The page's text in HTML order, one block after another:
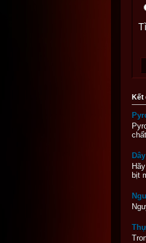
Kết
bịt